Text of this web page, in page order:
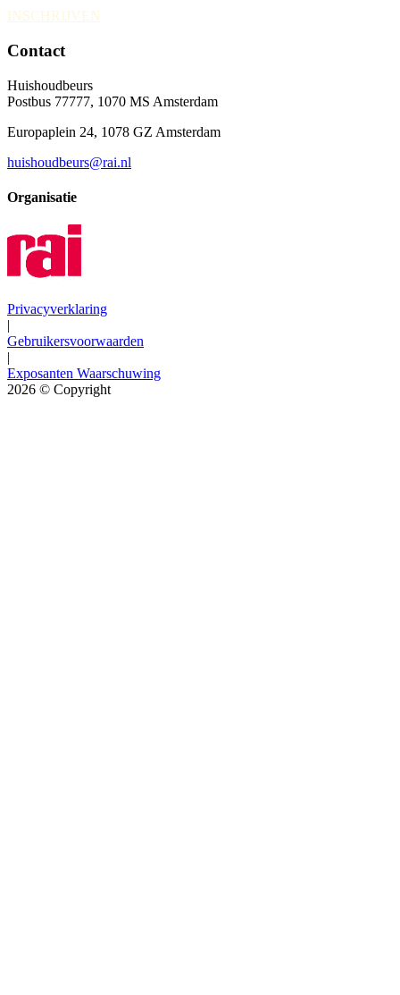
INSCHRIJVEN
Contact
Huishoudbeurs
Postbus 77777, 1070 MS Amsterdam
Europaplein 24, 1078 GZ Amsterdam
huishoudbeurs@rai.nl
Organisatie
Privacyverklaring
|
Gebruikersvoorwaarden
|
Exposanten Waarschuwing
2026 © Copyright